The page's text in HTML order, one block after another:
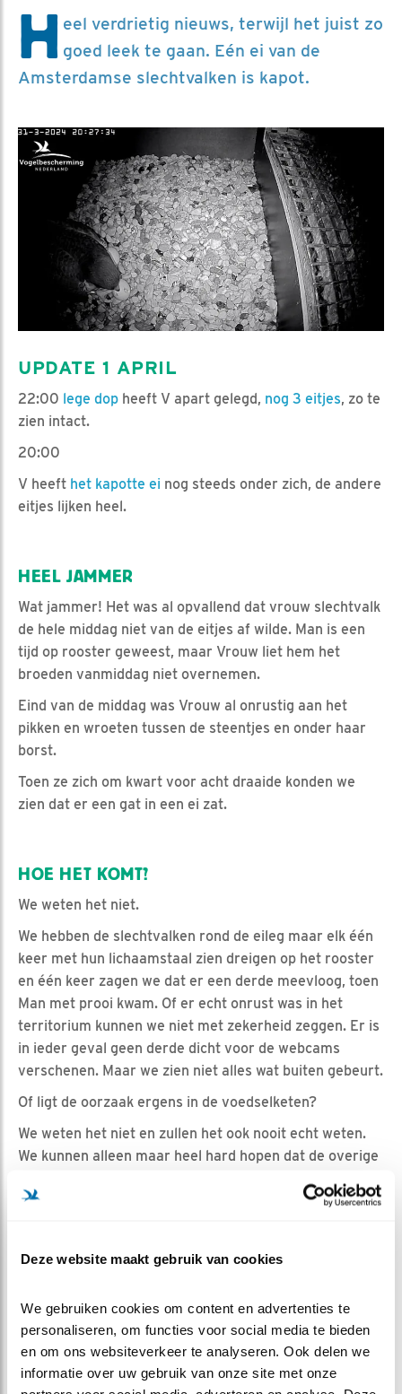
Deze website maakt gebruik van cookies
We gebruiken cookies om content en advertenties te
personaliseren, om functies voor social media te bieden
en om ons websiteverkeer te analyseren. Ook delen we
informatie over uw gebruik van onze site met onze
H eel verdrietig nieuws, terwijl het juist zo
goed leek te gaan. Eén ei van de
Amsterdamse slechtvalken is kapot.
UPDATE 1 APRIL
22:00 lege dop heeft V apart gelegd, nog 3 eitjes, zo te
zien intact.
20:00
V heeft het kapotte ei nog steeds onder zich, de andere
eitjes lijken heel.
HEEL JAMMER
Wat jammer! Het was al opvallend dat vrouw slechtvalk
de hele middag niet van de eitjes af wilde. Man is een
tijd op rooster geweest, maar Vrouw liet hem het
broeden vanmiddag niet overnemen.
Eind van de middag was Vrouw al onrustig aan het
pikken en wroeten tussen de steentjes en onder haar
borst.
Toen ze zich om kwart voor acht draaide konden we
zien dat er een gat in een ei zat.
HOE HET KOMT?
We weten het niet.
We hebben de slechtvalken rond de eileg maar elk één
keer met hun lichaamstaal zien dreigen op het rooster
en één keer zagen we dat er een derde meevloog, toen
Man met prooi kwam. Of er echt onrust was in het
territorium kunnen we niet met zekerheid zeggen. Er is
in ieder geval geen derde dicht voor de webcams
verschenen. Maar we zien niet alles wat buiten gebeurt.
Of ligt de oorzaak ergens in de voedselketen?
We weten het niet en zullen het ook nooit echt weten.
We kunnen alleen maar heel hard hopen dat de overige
Voor iets meer informatie over kapotte eischaal zie